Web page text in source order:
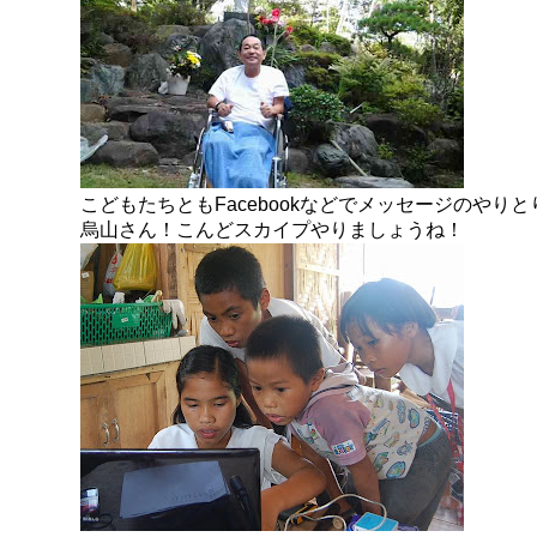
こどもたちともFacebookなどでメッセージのやりと
烏山さん！こんどスカイプやりましょうね！